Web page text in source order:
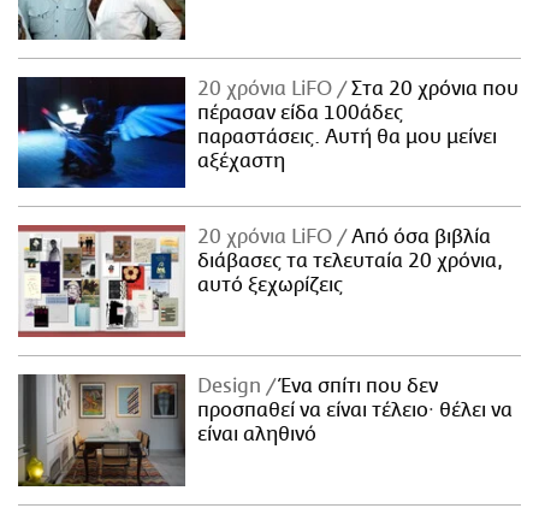
20 χρόνια LiFO
Στα 20 χρόνια που
πέρασαν είδα 100άδες
παραστάσεις. Αυτή θα μου μείνει
αξέχαστη
20 χρόνια LiFO
Από όσα βιβλία
διάβασες τα τελευταία 20 χρόνια,
αυτό ξεχωρίζεις
Design
Ένα σπίτι που δεν
προσπαθεί να είναι τέλειο· θέλει να
είναι αληθινό